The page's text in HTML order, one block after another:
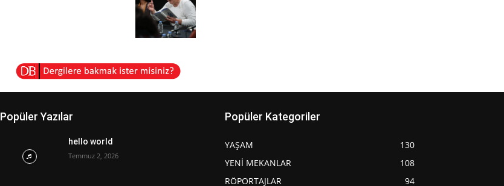
Popüler Yazılar
hello world
Temmuz 2, 2026
Popüler Kategoriler
YAŞAM
130
YENİ MEKANLAR
108
RÖPORTAJLAR
94